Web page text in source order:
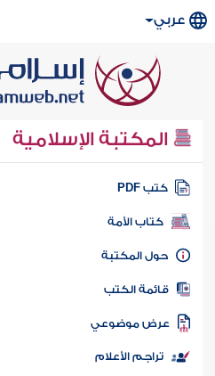
عربي
المكتبة الإسلامية
كتب PDF
كتاب الأمة
المكتبة
الكتب
موضوعي